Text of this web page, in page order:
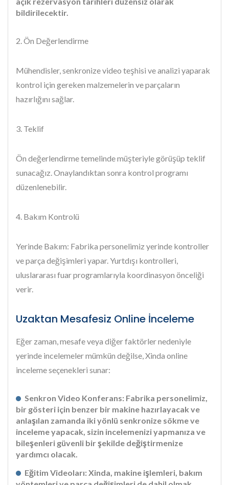
bildirilecektir.
2. Ön Değerlendirme
Mühendisler, senkronize video teşhisi ve analizi yaparak
kontrol için gereken malzemelerin ve parçaların
hazırlığını sağlar.
3. Teklif
Ön değerlendirme temelinde müşteriyle görüşüp teklif
sunacağız. Onaylandıktan sonra kontrol programı
düzenlenebilir.
4. Bakım Kontrolü
Yerinde Bakım: Fabrika personelimiz yerinde kontroller
ve parça değişimleri yapar. Yurtdışı kontrolleri,
uluslararası fuar programlarıyla koordinasyon önceliği
verir.
Uzaktan Mesafesiz Online İnceleme
Eğer zaman, mesafe veya diğer faktörler nedeniyle
yerinde incelemeler mümkün değilse, Xinda online
inceleme seçenekleri sunar:
Senkron Video Konferans: Fabrika personelimiz,
bir gösteri için benzer bir makine hazırlayacak ve
anlaşılan zamanda iki yönlü senkronize sökme ve
inceleme yapacak, sizin incelemenizi yapmanıza ve
bileşenleri güvenli bir şekilde değiştirmenize
yardımcı olacak.
Eğitim Videoları: Xinda, makine işlemleri, bakım